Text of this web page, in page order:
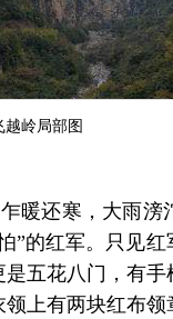
越岭局部图
暖还寒，大雨
的红军。只见
五花八门，有
上有两块红布